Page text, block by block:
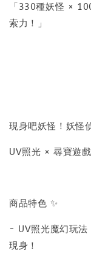
「330種妖怪 ×
索力！」
現身吧妖怪！妖怪
UV照光 × 尋寶遊
商品特色 ✨
- UV照光魔幻玩法
現身！